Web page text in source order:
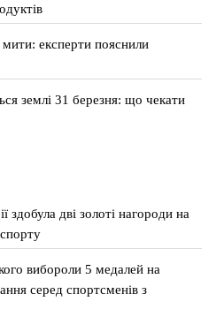
експерти пояснили
землі 31 березня: що чекати
здобула дві золоті нагороди на
вибороли 5 медалей на
серед спортсменів з